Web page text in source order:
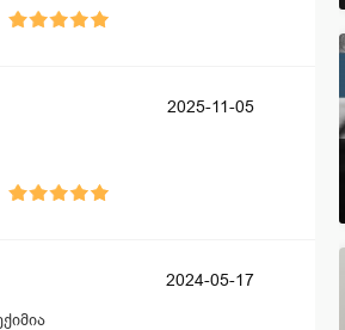
2025-11-05
2024-05-17